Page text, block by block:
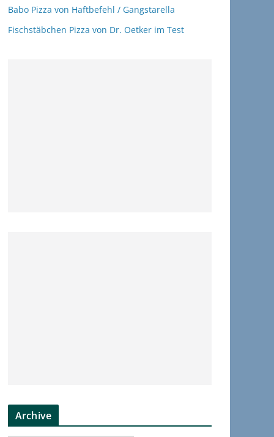
Babo Pizza von Haftbefehl / Gangstarella
Fischstäbchen Pizza von Dr. Oetker im Test
Archive